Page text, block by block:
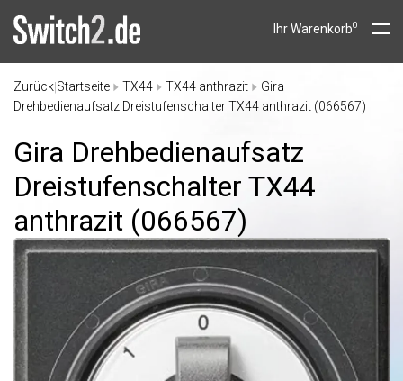
Ihr Warenkorb0
Zurück Startseite TX44 TX44 anthrazit
Gira
Drehbedienaufsatz Dreistufenschalter TX44 anthrazit (066567)
Gira Drehbedienaufsatz
Dreistufenschalter TX44
anthrazit (066567)